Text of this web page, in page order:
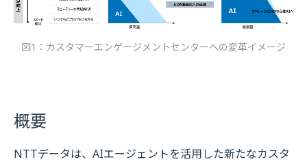
図1：カスタマーエンゲージメントセンターへの変革イメージ
概要
NTTデータは、AIエージェントを活用した新たなカスタ